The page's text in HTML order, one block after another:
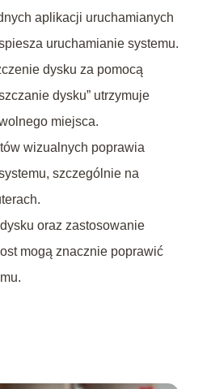
aplikacji uruchamianych
uruchamianie systemu.
dysku za pomocą
dysku” utrzymuje
miejsca.
wizualnych poprawia
szczególnie na
oraz zastosowanie
mogą znacznie poprawić